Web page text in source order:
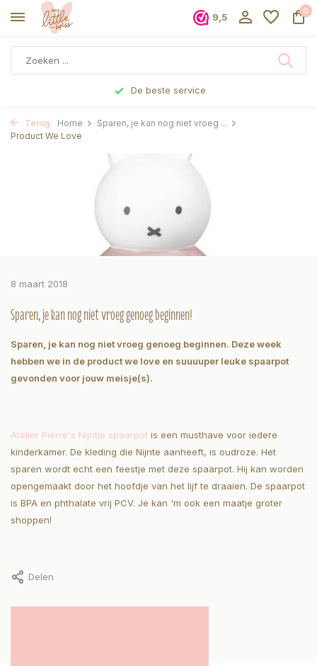
9,5
0
De beste service
Terug Home
Sparen, je kan nog niet vroeg ...
Product We Love
8 maart 2018
Sparen, je kan nog niet vroeg genoeg beginnen!
Sparen, je kan nog niet vroeg genoeg beginnen. Deze week
hebben we in de product we love en suuuuper leuke spaarpot
gevonden voor jouw meisje(s).
Atelier Pierre's Nijntje spaarpot is een musthave voor iedere
kinderkamer. De kleding die Nijnte aanheeft, is oudroze. Het
sparen wordt echt een feestje met deze spaarpot. Hij kan worden
opengemaakt door het hoofdje van het lijf te draaien. De spaarpot
is BPA en phthalate vrij PCV. Je kan 'm ook een maatje groter
shoppen!
Delen